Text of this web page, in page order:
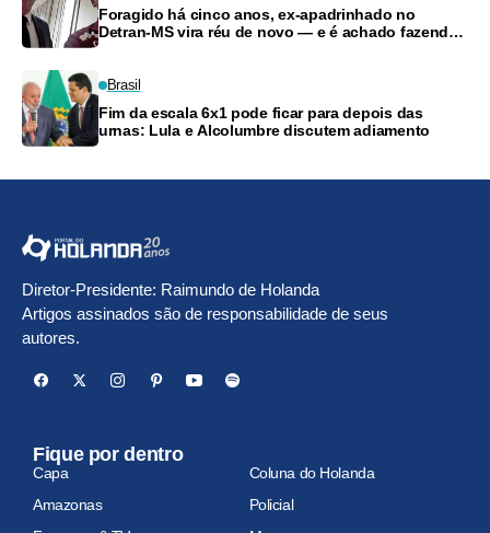
Foragido há cinco anos, ex-apadrinhado no
Detran-MS vira réu de novo — e é achado fazendo
Brasil
Fim da escala 6x1 pode ficar para depois das
urnas: Lula e Alcolumbre discutem adiamento
Diretor-Presidente: Raimundo de Holanda
Artigos assinados são de responsabilidade de seus
autores.
Fique por dentro
Capa
Coluna do Holanda
Amazonas
Policial